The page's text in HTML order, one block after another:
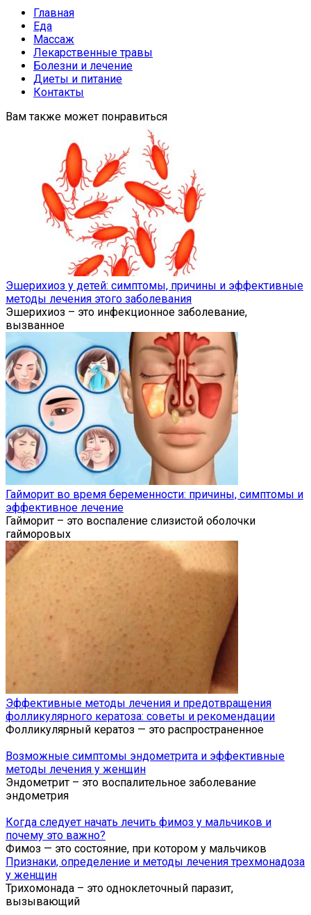
Главная
Еда
Массаж
Лекарственные травы
Болезни и лечение
Диеты и питание
Контакты
Вам также может понравиться
Эшерихиоз у детей: симптомы, причины и эффективные
методы лечения этого заболевания
Эшерихиоз – это инфекционное заболевание,
вызванное
Гайморит во время беременности: причины, симптомы и
эффективное лечение
Гайморит – это воспаление слизистой оболочки
гайморовых
Эффективные методы лечения и предотвращения
фолликулярного кератоза: советы и рекомендации
Фолликулярный кератоз — это распространенное
Возможные симптомы эндометрита и эффективные
методы лечения у женщин
Эндометрит – это воспалительное заболевание
эндометрия
Когда следует начать лечить фимоз у мальчиков и
почему это важно?
Фимоз — это состояние, при котором у мальчиков
Признаки, определение и методы лечения трехмонадоза
у женщин
Трихомонада – это одноклеточный паразит,
вызывающий